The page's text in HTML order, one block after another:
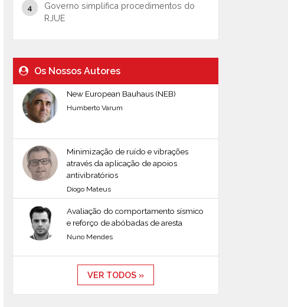
Governo simplifica procedimentos do
RJUE
Os Nossos Autores
New European Bauhaus (NEB)
Humberto Varum
Minimização de ruído e vibrações
através da aplicação de apoios
antivibratórios
Diogo Mateus
Avaliação do comportamento sísmico
e reforço de abóbadas de aresta
Nuno Mendes
VER TODOS »